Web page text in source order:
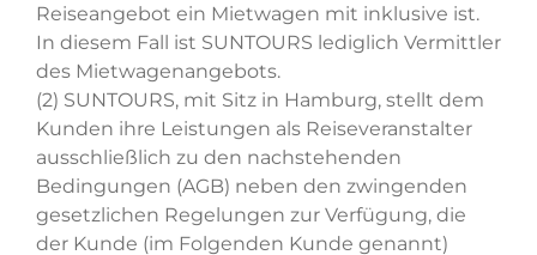
Reiseangebot ein Mietwagen mit inklusive ist.
In diesem Fall ist SUNTOURS lediglich Vermittler
des Mietwagenangebots.
(2) SUNTOURS, mit Sitz in Hamburg, stellt dem
Kunden ihre Leistungen als Reiseveranstalter
ausschließlich zu den nachstehenden
Bedingungen (AGB) neben den zwingenden
gesetzlichen Regelungen zur Verfügung, die
der Kunde (im Folgenden Kunde genannt)